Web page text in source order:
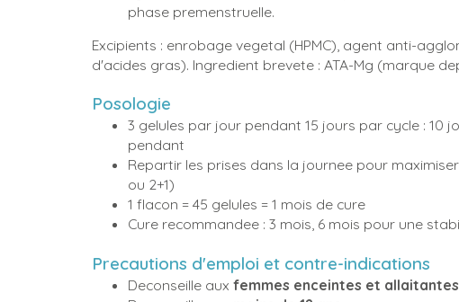
phase premenstruelle.
Excipients : enrobage vegetal (HPMC), agent anti-
d'acides gras). Ingredient brevete : ATA-Mg (marque
Posologie
3 gelules par jour pendant 15 jours par cycle : 10
pendant
Repartir les prises dans la journee pour
ou 2+1)
1 flacon = 45 gelules = 1 mois de cure
Cure recommandee : 3 mois, 6 mois pour une
Precautions d'emploi et contre-indications
Deconseille aux femmes enceintes et allaitantes